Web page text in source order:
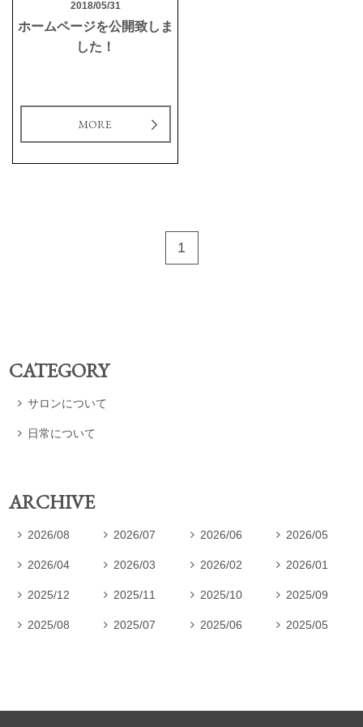
2018/05/31
ホームページを公開致しま
した！
MORE
1
CATEGORY
 サロンについて
 日常について
ARCHIVE
 2026/08  2026/07  2026/06  2026/05
 2026/04  2026/03  2026/02  2026/01
 2025/12  2025/11  2025/10  2025/09
 2025/08  2025/07  2025/06  2025/05